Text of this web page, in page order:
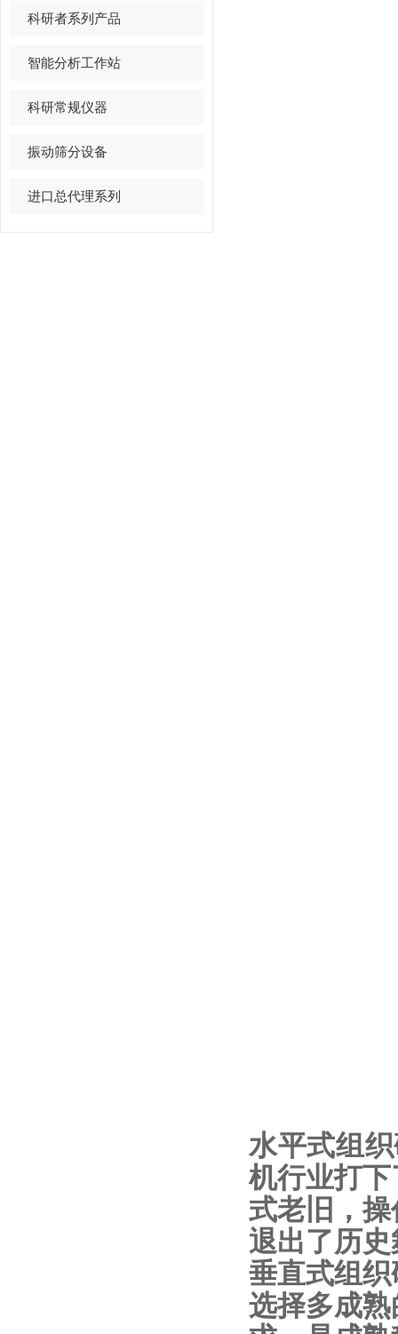
科研者系列产品
智能分析工作站
科研常规仪器
振动筛分设备
进口总代理系列
水平式组
机行业打
式老旧，
退出了历
垂直式组
选择多成